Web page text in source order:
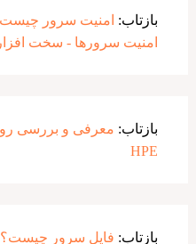
بازتاب:
امنیت سرورها - سخت
بازتاب: معرفی و بررسی
HPE
بازتاب: